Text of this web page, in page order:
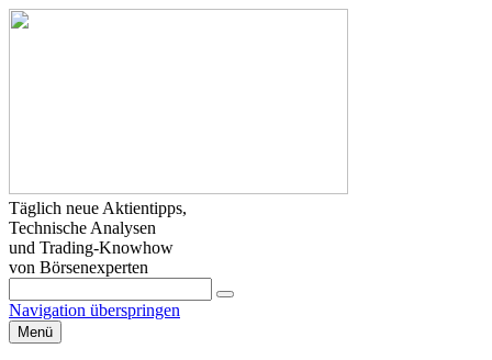
Täglich neue Aktientipps,
Technische Analysen
und Trading-Knowhow
von Börsenexperten
Navigation überspringen
Menü